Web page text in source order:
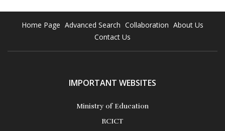
Home Page Advanced Search Collaboration About Us
Contact Us
IMPORTANT WEBSITES
Ministry of Education
RCICT